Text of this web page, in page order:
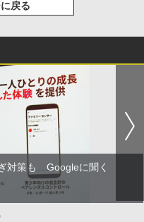
戻る
対策も Googleに聞く